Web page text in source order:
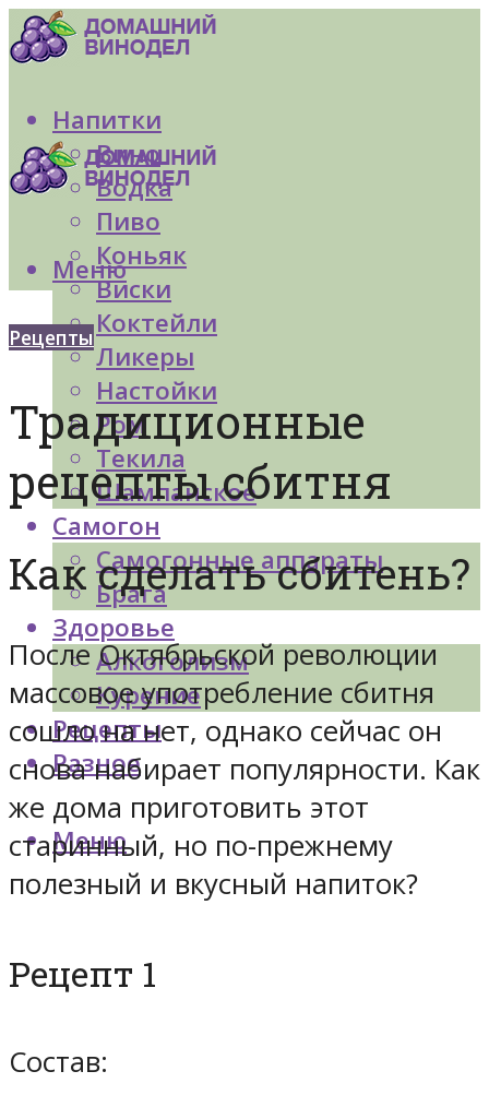
Напитки
Вино
Водка
Пиво
Коньяк
Виски
Коктейли
Ликеры
Настойки
Ром
Текила
Шампанское
Самогон
Самогонные аппараты
Брага
Здоровье
Алкоголизм
Курение
Рецепты
Разное
Меню
Меню
Рецепты
Традиционные
рецепты сбитня
Как сделать сбитень?
После Октябрьской революции
массовое употребление сбитня
сошло на нет, однако сейчас он
снова набирает популярности. Как
же дома приготовить этот
старинный, но по-прежнему
полезный и вкусный напиток?
Рецепт 1
Состав: